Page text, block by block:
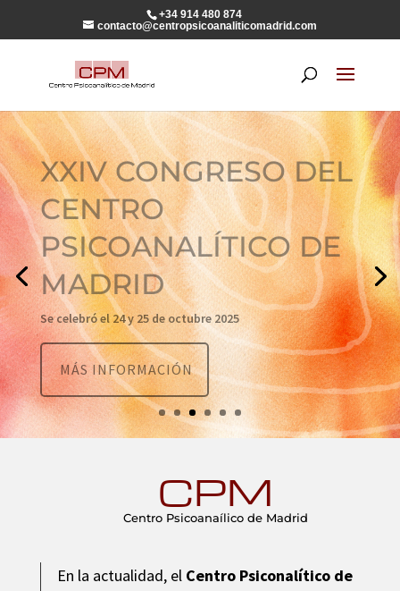
+34 914 480 874
contacto@centropsicoanaliticomadrid.com
CICLO FORMATIVO
DEL CENTRO
PSICOANALÍTICO DE
MADRID
2027-2029
Formación básica en Psicoanálisis y Psicoterapias
Psicoanalíticas
MÁS INFORMACIÓN
CPM
Centro Psicoanaílico de Madrid
En la actualidad, el Centro Psiconalítico de